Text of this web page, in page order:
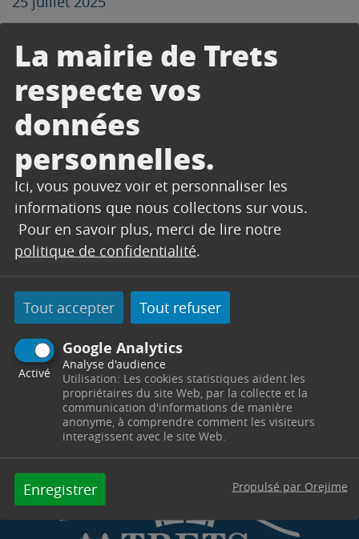
La mairie de Trets
respecte vos
données
personnelles.
Ici, vous pouvez voir et personnaliser les
informations que nous collectons sur vous.
Pour en savoir plus, merci de lire notre
politique de confidentialité.
Tout accepter Tout refuser
Google Analytics
Activé
Analyse d'audience
Utilisation: Les cookies statistiques aident les
propriétaires du site Web, par la collecte et la
communication d'informations de manière
anonyme, à comprendre comment les visiteurs
interagissent avec le site Web.
Enregistrer Propulsé par Orejime